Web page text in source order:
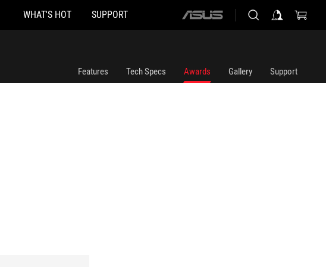
WHAT'S HOT SUPPORT
ASUS
Features Tech Specs Awards Gallery Support